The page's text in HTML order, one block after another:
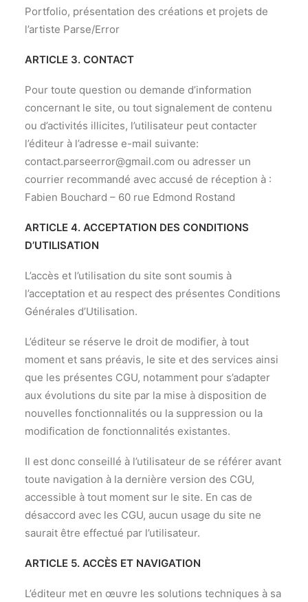
Portfolio, présentation des créations et projets de
l’artiste Parse/Error
ARTICLE 3. CONTACT
Pour toute question ou demande d’information
concernant le site, ou tout signalement de contenu
ou d’activités illicites, l’utilisateur peut contacter
l’éditeur à l’adresse e-mail suivante:
contact.parseerror@gmail.com ou adresser un
courrier recommandé avec accusé de réception à :
Fabien Bouchard – 60 rue Edmond Rostand
ARTICLE 4. ACCEPTATION DES CONDITIONS
D’UTILISATION
L’accès et l’utilisation du site sont soumis à
l’acceptation et au respect des présentes Conditions
Générales d’Utilisation.
L’éditeur se réserve le droit de modifier, à tout
moment et sans préavis, le site et des services ainsi
que les présentes CGU, notamment pour s’adapter
aux évolutions du site par la mise à disposition de
nouvelles fonctionnalités ou la suppression ou la
modification de fonctionnalités existantes.
Il est donc conseillé à l’utilisateur de se référer avant
toute navigation à la dernière version des CGU,
accessible à tout moment sur le site. En cas de
désaccord avec les CGU, aucun usage du site ne
saurait être effectué par l’utilisateur.
ARTICLE 5. ACCÈS ET NAVIGATION
L’éditeur met en œuvre les solutions techniques à sa